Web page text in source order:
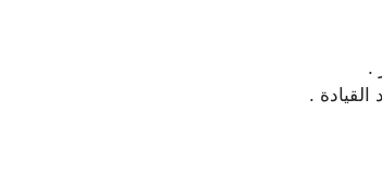
.
القيادة .